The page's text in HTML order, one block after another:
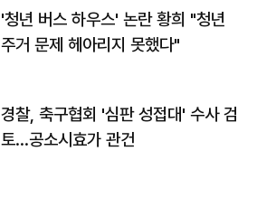
'청년 버스 하우스' 논란 황희 "청년
주거 문제 헤아리지 못했다"
경찰, 축구협회 '심판 성접대' 수사 검
토…공소시효가 관건